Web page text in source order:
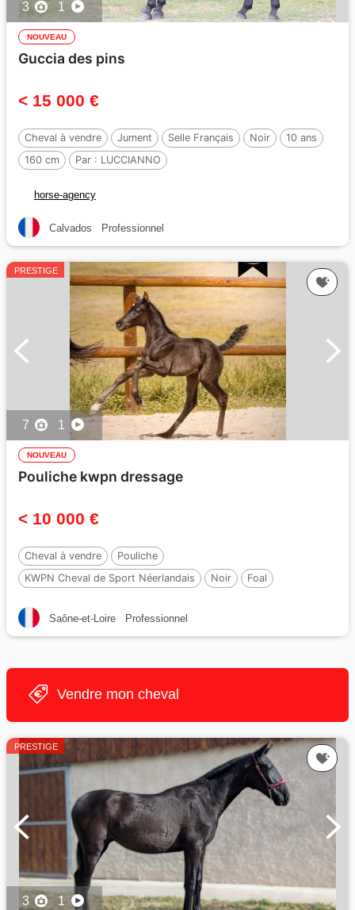
3 1
NOUVEAU
Guccia des pins
< 15 000 €
Cheval à vendre Jument Selle Français Noir
10 ans
160 cm
Par : LUCCIANNO
horse-agency
Calvados Professionnel
PRESTIGE
7 1
NOUVEAU
Pouliche kwpn dressage
< 10 000 €
Cheval à vendre
Pouliche
KWPN Cheval de Sport Néerlandais
Noir
Foal
Saône-et-Loire
Professionnel
Vendre mon cheval
PRESTIGE
3 1